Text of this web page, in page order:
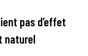
pas d’effet
naturel